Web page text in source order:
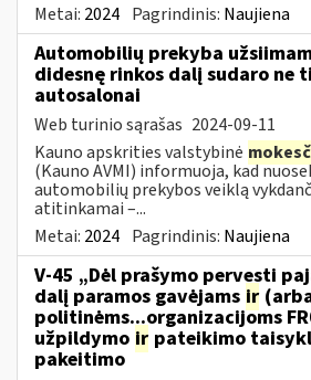
Metai: 2024 Pagrindinis: Naujiena
Automobilių prekyba
didesnę rinkos dalį sudaro ne
autosalonai
Web turinio sąrašas 2024-09-11
Kauno apskrities valstybinė
(Kauno AVMI) informuoja, kad
automobilių prekybos veiklą
atitinkamai –...
Metai: 2024 Pagrindinis: Naujiena
V-45 „Dėl prašymo pervesti
dalį paramos gavėjams ir
politinėms...organizacijoms
užpildymo ir pateikimo
pakeitimo